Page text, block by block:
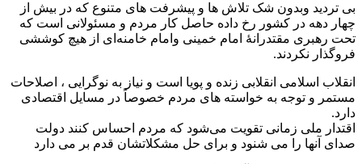
بی تردید وبدون شک تلاش ها و پیشرفت های متنوع که در بیش از
چهار دهه در کشور رخ داده حاصل کار مردم و مسئولانی است که
تحت رهبری مقتدرانۀ امام خمینی وامام خامنه‌ای از هیچ کوششی
فروگذار نکردند.
انقلاب اسلامی انقلابی زنده و پویا است و نیاز به نوگرایی ، اصلاحات
مستمر و توجه به خواسته های مردم خصوصاً در مسایل اقتصادی
دارد.
اقتدار ملی زمانی تقویت می‌شود که مردم احساس کنند دولت
صدای آنها را می شنود و برای حل مشکلاتشان قدم بر می دارد